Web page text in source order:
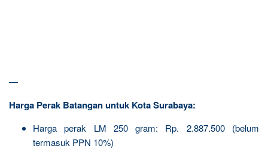
—
Harga Perak Batangan untuk Kota Surabaya:
Harga perak LM 250 gram: Rp. 2.887.500 (belum
termasuk PPN 10%)